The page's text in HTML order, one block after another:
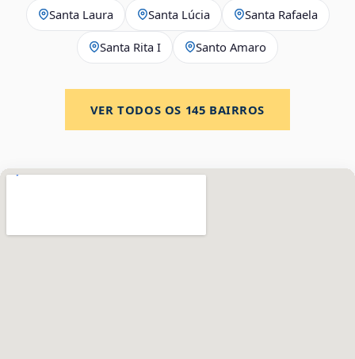
Santa Laura Santa Lúcia Santa Rafaela
Santa Rita I Santo Amaro
VER TODOS OS 145 BAIRROS